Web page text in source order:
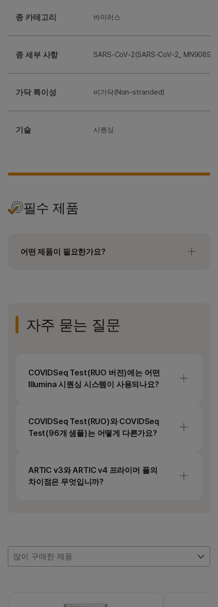
종 카테고리 바이러스
종 세부 사항 SARS-CoV-2(SARS-CoV-2_
가닥 특이성 비가닥(Non-stranded)
기술 시퀀싱
필수 제품
어떤 제품이 필요한가요?
Indexes, 384 samples)
시퀀싱 시스템을 위한 플로우 셀
바이러스 RNA 추출 키트(예:(eg, QIAamp
Viral RNA Mini Kit)
자주 묻는 질문
COVIDSeq Test(RUO 버전)에는 어떤
Illumina 시퀀싱 시스템이 사용되나요?
Sequencing System용입니다. 이 제품은 iSeq
100, MiniSeq, MiSeq, MiSeqDx 연구 모드,
NextSeq 2000 시스템에서도 실행할 수
있습니다.
COVIDSeq Test(RUO)와 COVIDSeq
Test(96개 샘플)는 어떻게 다른가요?
수입니다. COVIDSeq Assay(96개 샘플)는
소규모 연구 검사실을 수용하기 위해 Illumina
ARTIC v3와 ARTIC v4 프라이머 풀의
차이점은 무엇입니까?
프라이머가 포함되어 있습니다. 선택적 ARTIC
v4 풀에는 델타 변이에 대해 설계된 99개의
많이 구매한 제품